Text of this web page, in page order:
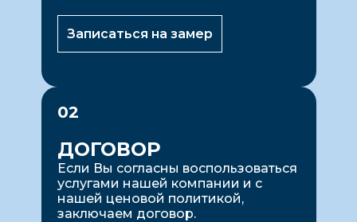
Записаться на замер
02
ДОГОВОР
Если Вы согласны воспользоваться
услугами нашей компании и с
нашей ценовой политикой,
заключаем договор.